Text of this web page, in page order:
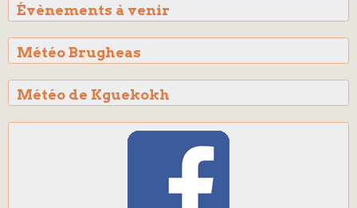
Évènements à venir
Météo Brugheas
Météo de Kguekokh